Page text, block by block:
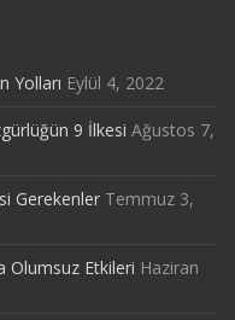
Yolları Eylül 4, 2022
9 İlkesi Ağustos 7,
Gerekenler Temmuz 3,
Olumsuz Etkileri Haziran